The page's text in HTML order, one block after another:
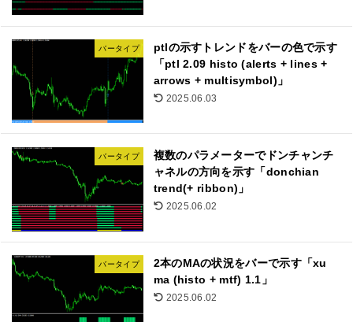
バータイプ
ptlの示すトレンドをバーの色で示す
「ptl 2.09 histo (alerts + lines +
arrows + multisymbol)」
2025.06.03
バータイプ
複数のパラメーターでドンチャンチ
ャネルの方向を示す「donchian
trend(+ ribbon)」
2025.06.02
バータイプ
2本のMAの状況をバーで示す「xu
ma (histo + mtf) 1.1」
2025.06.02